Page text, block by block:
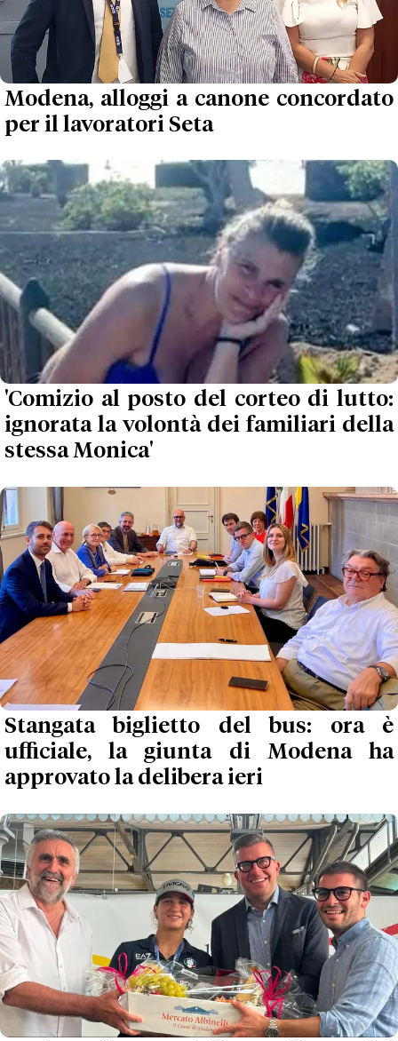
Modena, alloggi a canone concordato
per il lavoratori Seta
'Comizio al posto del corteo di lutto:
ignorata la volontà dei familiari della
stessa Monica'
Stangata biglietto del bus: ora è
ufficiale, la giunta di Modena ha
approvato la delibera ieri